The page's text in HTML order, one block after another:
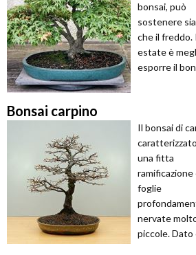
bonsai, può
sostenere
che il freddo.
estate è
esporre il
Bonsai carpino
Il bonsai di
una fitta
ramificazione
foglie
nervate
piccole. Dato